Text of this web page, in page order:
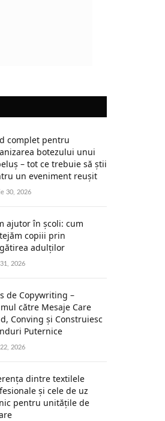
complet pentru
botezului unui
– tot ce trebuie să știi
un eveniment reușit
30, 2026
ajutor în școli: cum
copiii prin
adulților
2026
de Copywriting –
către Mesaje Care
Conving și Construiesc
Puternice
2026
dintre textilele
și cele de uz
pentru unitățile de